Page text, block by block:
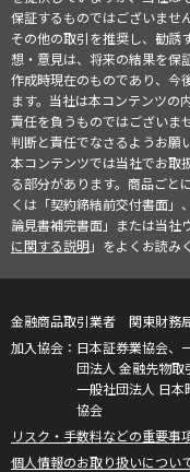
保証するものではございませ
その他の取引を推奨し、勧誘
想・意見は、将来の結果を保
作成時現在のものであり、今
ます。当社は本コンテンツの
責任を負うものではございま
判断と責任でなさるようお願
本コンテンツでは当社でお取
る部分があります。商品ごと
くは「契約締結前交付書面」
論見書補完書面」または当社
に関する説明」をよくお読み
金融商品取引業者 関東財務
日本証券業協会、
団法人 金融先物取
一般社団法人 日
協会
リスク・手数料などの重要事
個人情報のお取り扱いについ